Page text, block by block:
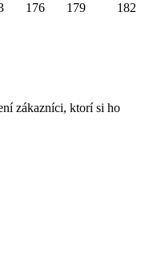
176 179 182
zákazníci, ktorí si ho